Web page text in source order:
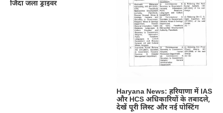
जिंदा जला ड्राइवर
Haryana News: हरियाणा में IAS
और HCS अधिकारियों के तबादले,
देखें पूरी लिस्ट और नई पोस्टिंग